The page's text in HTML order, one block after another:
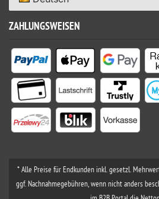
ZAHLUNGSWEISEN
* Alle Preise für Endkunden inkl. gesetzl.
ggf. Nachnahmegebühren, wenn nicht anders